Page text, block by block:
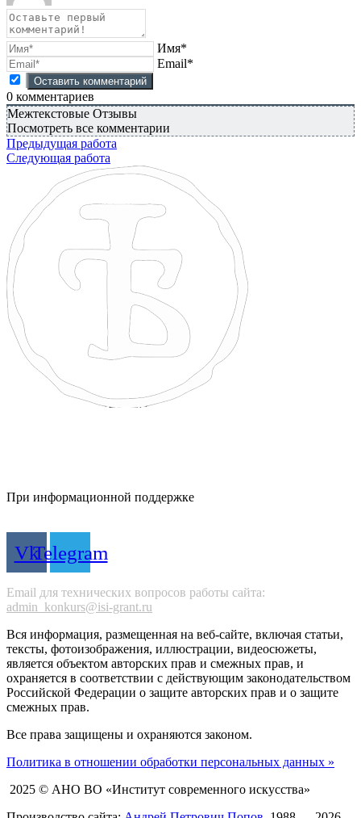
Имя*
Email*
0 комментариев
Межтекстовые Отзывы
Посмотреть все комментарии
Предыдущая работа
Следующая работа
При информационной поддержке
VkTelegram
Email для технических вопросов работы сайта:
admin_konkurs@isi-grant.ru
Вся информация, размещенная на веб-сайте, включая статьи,
тексты, фотоизображения, иллюстрации, видеосюжеты,
является объектом авторских прав и смежных прав, и
охраняется в соответствии с действующим законодательством
Российской Федерации о защите авторских прав и о защите
смежных прав.
Все права защищены и охраняются законом.
Политика в отношении обработки персональных данных »
2025 © АНО ВО «Институт современного искусства»